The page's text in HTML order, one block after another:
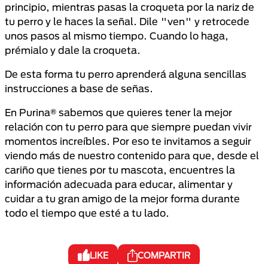
principio, mientras pasas la croqueta por la nariz de
tu perro y le haces la señal. Dile "ven" y retrocede
unos pasos al mismo tiempo. Cuando lo haga,
prémialo y dale la croqueta.
De esta forma tu perro aprenderá alguna sencillas
instrucciones a base de señas.
En Purina® sabemos que quieres tener la mejor
relación con tu perro para que siempre puedan vivir
momentos increíbles. Por eso te invitamos a seguir
viendo más de nuestro contenido para que, desde el
cariño que tienes por tu mascota, encuentres la
información adecuada para educar, alimentar y
cuidar a tu gran amigo de la mejor forma durante
todo el tiempo que esté a tu lado.
LIKE COMPARTIR